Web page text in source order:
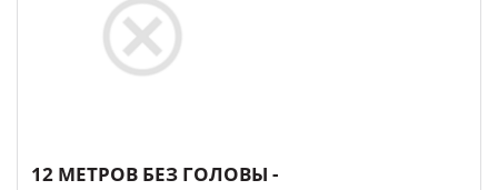
12 МЕТРОВ БЕЗ ГОЛОВЫ -